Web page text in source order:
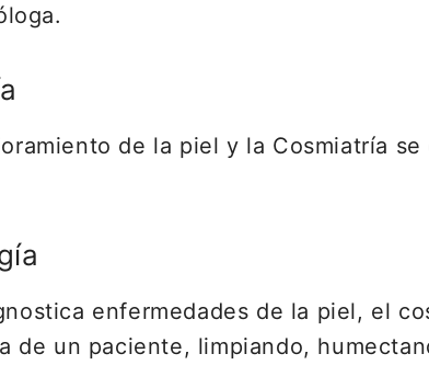
de la piel y la Cosmiatría
enfermedades de la piel, el
de un paciente, limpiando,